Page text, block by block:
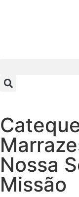
Nossa
Missão